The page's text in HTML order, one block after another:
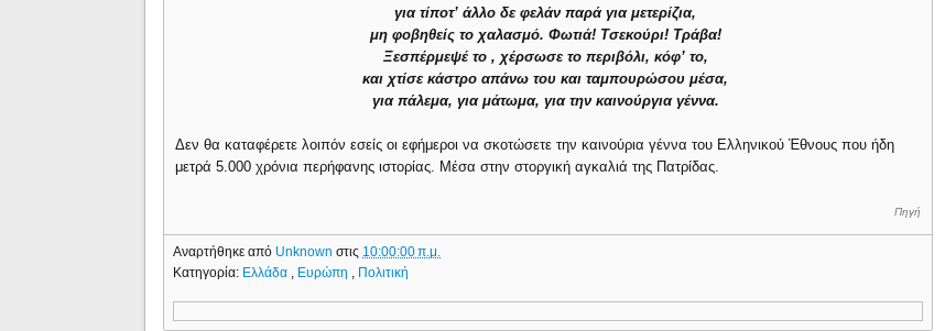
για τίποτ’ άλλο δε φελάν παρά για μετερίζια,
μη φοβηθείς το χαλασμό. Φωτιά! Τσεκούρι! Τράβα!
Ξεσπέρμεψέ το , χέρσωσε το περιβόλι, κόφ’ το,
και χτίσε κάστρο απάνω του και ταμπουρώσου μέσα,
για πάλεμα, για μάτωμα, για την καινούργια γέννα.
Δεν θα καταφέρετε λοιπόν εσείς οι εφήμεροι να σκοτώσετε την καινούρια γέννα του Ελληνικού Έθνους που ήδη
μετρά 5.000 χρόνια περήφανης ιστορίας. Μέσα στην στοργική αγκαλιά της Πατρίδας.
Πηγή
Αναρτήθηκε από Unknownστις 10:00:00 π.μ.
Κατηγορία: Ελλάδα Ευρώπη Πολιτική